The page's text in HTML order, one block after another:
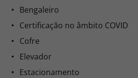
Bengaleiro
Certificação no âmbito COVID
Cofre
Elevador
Estacionamento